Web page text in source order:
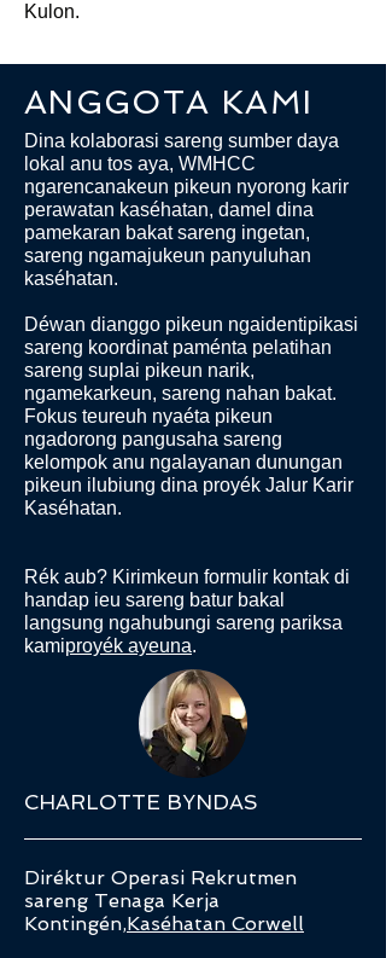
Kulon.
ANGGOTA KAMI
Dina kolaborasi sareng sumber daya
lokal anu tos aya, WMHCC
ngarencanakeun pikeun nyorong karir
perawatan kaséhatan, damel dina
pamekaran bakat sareng ingetan,
sareng ngamajukeun panyuluhan
kaséhatan.
Déwan dianggo pikeun ngaidentipikasi
sareng koordinat paménta pelatihan
sareng suplai pikeun narik,
ngamekarkeun, sareng nahan bakat.
Fokus teureuh nyaéta pikeun
ngadorong pangusaha sareng
kelompok anu ngalayanan dunungan
pikeun ilubiung dina proyék Jalur Karir
Kaséhatan.
Rék aub? Kirimkeun formulir kontak di
handap ieu sareng batur bakal
langsung ngahubungi sareng pariksa
kamiproyék ayeuna.
CHARLOTTE BYNDAS
Diréktur Operasi Rekrutmen
sareng Tenaga Kerja
Kontingén,Kaséhatan Corwell